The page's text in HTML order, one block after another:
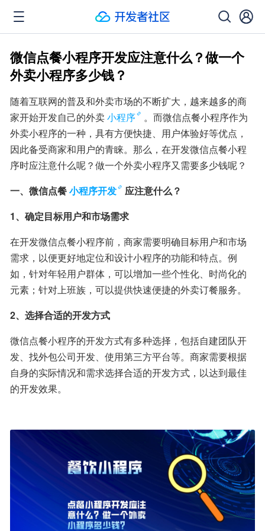
微信点餐小程序开发应注意什么？做一个
外卖小程序多少钱？
随着互联网的普及和外卖市场的不断扩大，越来越多的商
家开始开发自己的外卖小程序
。而微信点餐小程序作为
外卖小程序的一种，具有方便快捷、用户体验好等优点，
因此备受商家和用户的青睐。那么，在开发微信点餐小程
序时应注意什么呢？做一个外卖小程序又需要多少钱呢？
一、微信点餐小程序开发
应注意什么？
1、确定目标用户和市场需求
在开发微信点餐小程序前，商家需要明确目标用户和市场
需求，以便更好地定位和设计小程序的功能和特点。例
如，针对年轻用户群体，可以增加一些个性化、时尚化的
元素；针对上班族，可以提供快速便捷的外卖订餐服务。
2、选择合适的开发方式
微信点餐小程序的开发方式有多种选择，包括自建团队开
发、找外包公司开发、使用第三方平台等。商家需要根据
自身的实际情况和需求选择合适的开发方式，以达到最佳
的开发效果。